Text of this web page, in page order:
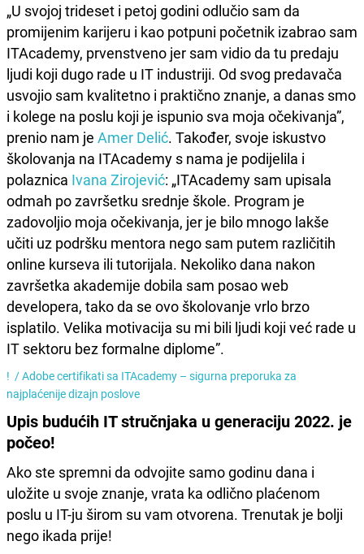
„U svojoj trideset i petoj godini odlučio sam da
promijenim karijeru i kao potpuni početnik izabrao sam
ITAcademy, prvenstveno jer sam vidio da tu predaju
ljudi koji dugo rade u IT industriji. Od svog predavača
usvojio sam kvalitetno i praktično znanje, a danas smo
i kolege na poslu koji je ispunio sva moja očekivanja”,
prenio nam je Amer Delić. Također, svoje iskustvo
školovanja na ITAcademy s nama je podijelila i
polaznica Ivana Zirojević: „ITAcademy sam upisala
odmah po završetku srednje škole. Program je
zadovoljio moja očekivanja, jer je bilo mnogo lakše
učiti uz podršku mentora nego sam putem različitih
online kurseva ili tutorijala. Nekoliko dana nakon
završetka akademije dobila sam posao web
developera, tako da se ovo školovanje vrlo brzo
isplatilo. Velika motivacija su mi bili ljudi koji već rade u
IT sektoru bez formalne diplome”.
! /Adobe certifikati sa ITAcademy – sigurna preporuka za
najplaćenije dizajn poslove
Upis budućih IT stručnjaka u generaciju 2022. je
počeo!
Ako ste spremni da odvojite samo godinu dana i
uložite u svoje znanje, vrata ka odlično plaćenom
poslu u IT-ju širom su vam otvorena. Trenutak je bolji
nego ikada prije!